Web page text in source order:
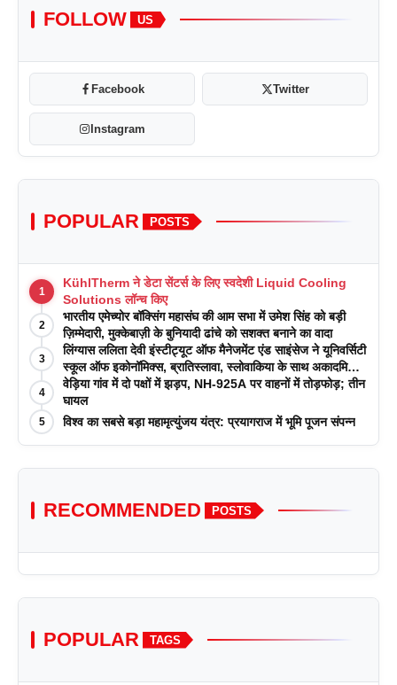
FOLLOW US
Facebook Twitter
Instagram
POPULAR POSTS
1
KühlTherm ने डेटा सेंटर्स के लिए स्वदेशी Liquid Cooling
Solutions लॉन्च किए
2
भारतीय एमेच्योर बॉक्सिंग महासंघ की आम सभा में उमेश सिंह को बड़ी
ज़िम्मेदारी, मुक्केबाज़ी के बुनियादी ढांचे को सशक्त बनाने का वादा
3
लिंग्यास ललिता देवी इंस्टीट्यूट ऑफ मैनेजमेंट एंड साइंसेज ने यूनिवर्सिटी
स्कूल ऑफ इकोनॉमिक्स, ब्रातिस्लावा, स्लोवाकिया के साथ अकादमिक
पत्रिकाओं में प्रकाशन रणनीतियों पर एक दिवसीय कार्यशाला का
आयोजन किया
4
वेड़िया गांव में दो पक्षों में झड़प, NH-925A पर वाहनों में तोड़फोड़; तीन
घायल
5 विश्व का सबसे बड़ा महामृत्युंजय यंत्र: प्रयागराज में भूमि पूजन संपन्न
RECOMMENDED POSTS
POPULAR TAGS